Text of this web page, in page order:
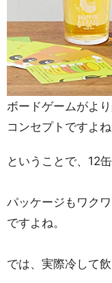
ボードゲームがよ
コンセプトですよね
ということで、12
パッケージもワク
ですよね。
では、実際冷して